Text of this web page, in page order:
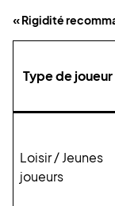
« Rigidité
Type de joueur
Loisir / Jeunes
joueurs